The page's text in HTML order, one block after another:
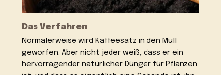
Das Verfahren
Normalerweise wird Kaffeesatz in den Müll
geworfen. Aber nicht jeder weiß, dass er ein
hervorragender natürlicher Dünger für Pflanzen